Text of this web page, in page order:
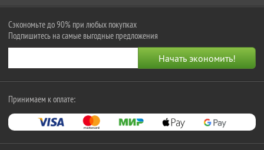
Сэкономьте до 90% при любых покупках
Подпишитесь на самые выгодные предложения
Принимаем к оплате: